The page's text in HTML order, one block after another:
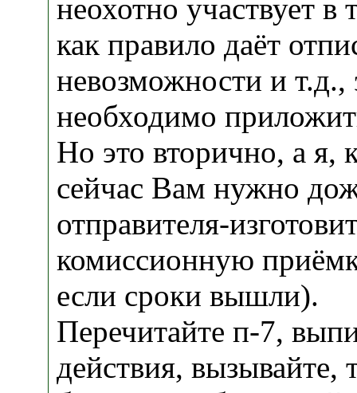
неохотно участвует в
как правило даёт
невозможности и т.д.,
необходимо
Но это вторично, а я,
сейчас Вам нужно
отправителя-
комиссионную
если сроки вышли).
Перечитайте п-7,
действия, вызывайте,